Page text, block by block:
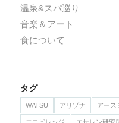
温泉&スパ巡り
音楽＆アート
食について
タグ
WATSU アリゾナ アース